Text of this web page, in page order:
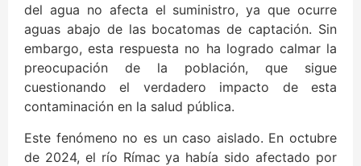
del agua no afecta el suministro, ya que ocurre
aguas abajo de las bocatomas de captación. Sin
embargo, esta respuesta no ha logrado calmar la
preocupación de la población, que sigue
cuestionando el verdadero impacto de esta
contaminación en la salud pública.
Este fenómeno no es un caso aislado. En octubre
de 2024, el río Rímac ya había sido afectado por